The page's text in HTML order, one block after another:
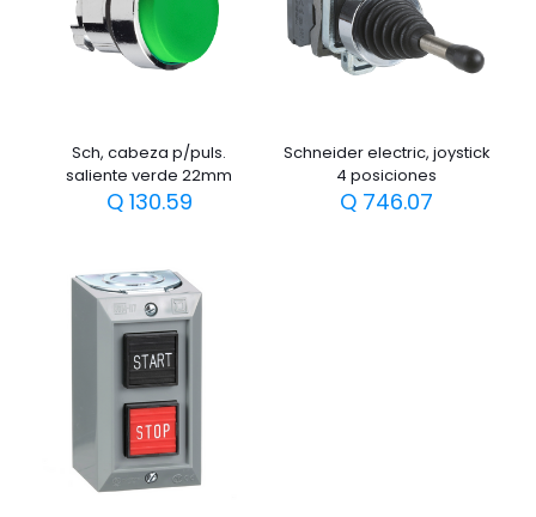
Sch, cabeza p/puls.
saliente verde 22mm
Q130.59
Schneider electric, joystick
4 posiciones
Q 746.07